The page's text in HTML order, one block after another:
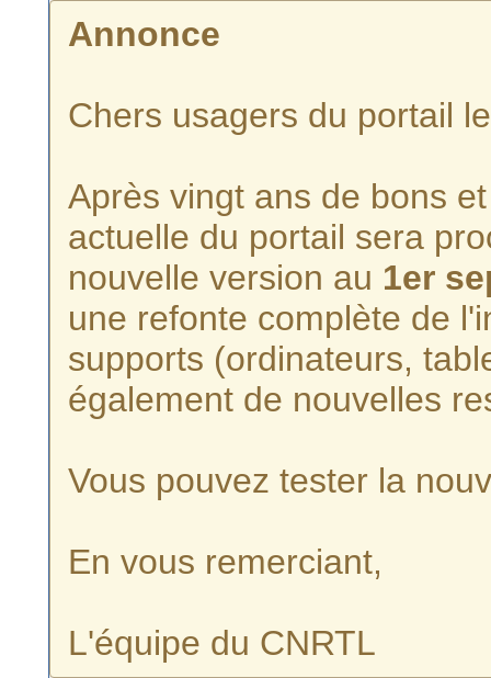
Annonce
Chers usagers du portail
Après vingt ans de bons
actuelle du portail sera
nouvelle version au 1er
une refonte complète de
supports (ordinateurs,
également de nouvelles
Vous pouvez tester la
En vous remerciant,
L'équipe du CNRTL